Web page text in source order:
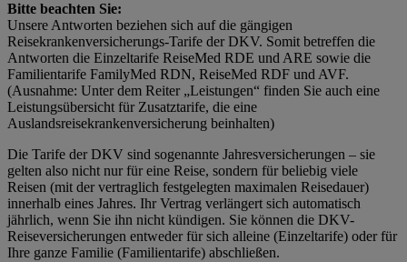
Bitte beachten Sie:
Unsere Antworten beziehen sich auf die gängigen
Reisekrankenversicherungs-Tarife der DKV. Somit betreffen die
Antworten die Einzeltarife ReiseMed RDE und ARE sowie die
Familientarife FamilyMed RDN, ReiseMed RDF und AVF.
(Ausnahme: Unter dem Reiter „Leistungen“ finden Sie auch eine
Leistungsübersicht für Zusatztarife, die eine
Auslandsreisekrankenversicherung beinhalten)
Die Tarife der DKV sind sogenannte Jahresversicherungen – sie
gelten also nicht nur für eine Reise, sondern für beliebig viele
Reisen (mit der vertraglich festgelegten maximalen Reisedauer)
innerhalb eines Jahres. Ihr Vertrag verlängert sich automatisch
jährlich, wenn Sie ihn nicht kündigen. Sie können die DKV-
Reiseversicherungen entweder für sich alleine (Einzeltarife) oder für
Ihre ganze Familie (Familientarife) abschließen.